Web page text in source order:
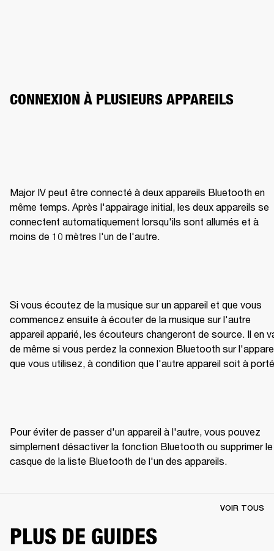
CONNEXION À PLUSIEURS APPAREILS
Major IV peut être connecté à deux appareils Bluetooth en
même temps. Après l'appairage initial, les deux appareils se
connectent automatiquement lorsqu'ils sont allumés et à
moins de 10 mètres l'un de l'autre.
Si vous écoutez de la musique sur un appareil et que vous
commencez ensuite à écouter de la musique sur l'autre
appareil apparié, les écouteurs changeront de source. Il en
de même si vous perdez la connexion Bluetooth sur
que vous utilisez, à condition que l'autre appareil soit à
Pour éviter de passer d'un appareil à l'autre, vous pouvez
simplement désactiver la fonction Bluetooth ou supprimer le
casque de la liste Bluetooth de l'un des appareils.
PLUS DE GUIDES
VOIR TOUS